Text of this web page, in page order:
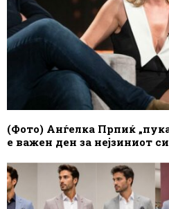
(Фото) Анѓелка Прпиќ
е важен ден за нејзиниот